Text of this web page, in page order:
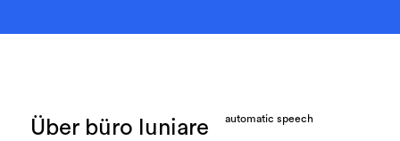
Über büro luniare automatic speech